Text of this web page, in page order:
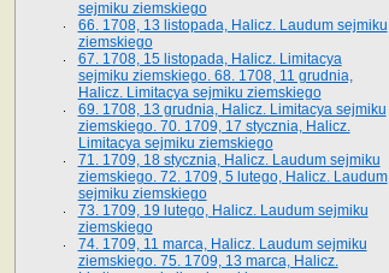
sejmiku ziemskiego
66. 1708, 13 listopada, Halicz. Laudum sejmiku
ziemskiego
67. 1708, 15 listopada, Halicz. Limitacya
sejmiku ziemskiego. 68. 1708, 11 grudnia,
Halicz. Limitacya sejmiku ziemskiego
69. 1708, 13 grudnia, Halicz. Limitacya sejmiku
ziemskiego. 70. 1709, 17 stycznia, Halicz.
Limitacya sejmiku ziemskiego
71. 1709, 18 stycznia, Halicz. Laudum sejmiku
ziemskiego. 72. 1709, 5 lutego, Halicz. Laudum
sejmiku ziemskiego
73. 1709, 19 lutego, Halicz. Laudum sejmiku
ziemskiego
74. 1709, 11 marca, Halicz. Laudum sejmiku
ziemskiego. 75. 1709, 13 marca, Halicz.